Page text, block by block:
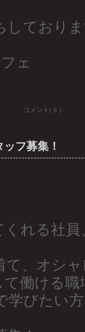
しており
ェ
コメント( 0 ）
フ募集！
れる社
て、オシ
て働ける職
学びたい